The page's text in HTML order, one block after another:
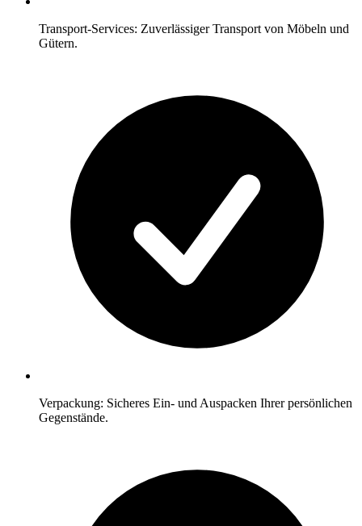
Transport-Services: Zuverlässiger Transport von Möbeln und
Gütern.
Verpackung: Sicheres Ein- und Auspacken Ihrer persönlichen
Gegenstände.